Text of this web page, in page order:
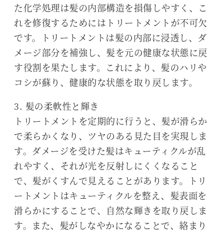
た化学処理は髪の内部構造を損傷しやすく、こ
れを修復するためにはトリートメントが不可欠
です。トリートメントは髪の内部に浸透し、ダ
メージ部分を補強し、髪を元の健康な状態に戻
す役割を果たします。これにより、髪のハリや
コシが蘇り、健康的な状態を取り戻します。
3. 髪の柔軟性と輝き
トリートメントを定期的に行うと、髪が滑らか
で柔らかくなり、ツヤのある見た目を実現しま
す。ダメージを受けた髪はキューティクルが乱
れやすく、それが光を反射しにくくなること
で、髪がくすんで見えることがあります。トリ
ートメントはキューティクルを整え、髪表面を
滑らかにすることで、自然な輝きを取り戻しま
す。また、髪がしなやかになることで、絡まり